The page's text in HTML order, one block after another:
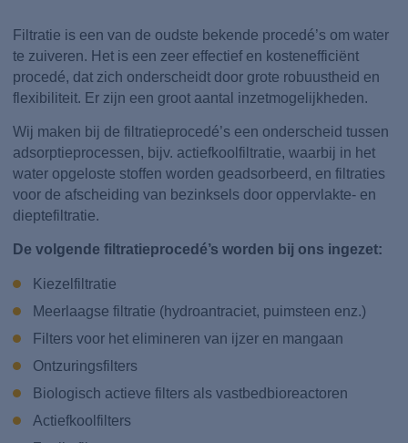
Filtratie is een van de oudste bekende procedé’s om water
te zuiveren. Het is een zeer effectief en kostenefficiënt
procedé, dat zich onderscheidt door grote robuustheid en
flexibiliteit. Er zijn een groot aantal inzetmogelijkheden.
Wij maken bij de filtratieprocedé’s een onderscheid tussen
adsorptieprocessen, bijv. actiefkoolfiltratie, waarbij in het
water opgeloste stoffen worden geadsorbeerd, en filtraties
voor de afscheiding van bezinksels door oppervlakte- en
dieptefiltratie.
De volgende filtratieprocedé’s worden bij ons ingezet:
Kiezelfiltratie
Meerlaagse filtratie (hydroantraciet, puimsteen enz.)
Filters voor het elimineren van ijzer en mangaan
Ontzuringsfilters
Biologisch actieve filters als vastbedbioreactoren
Actiefkoolfilters